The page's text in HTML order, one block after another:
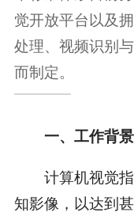
觉开放平台以及
处理、视频识别
而制定。
一、工作背景
计算机视觉指
知影像，以达到